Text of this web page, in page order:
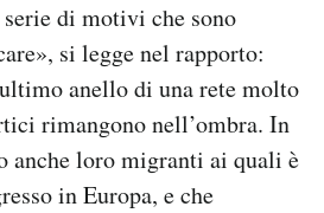
di motivi che sono
si legge nel rapporto:
anello di una rete molto
rimangono nell’ombra. In
anche loro migranti ai quali è
in Europa, e che